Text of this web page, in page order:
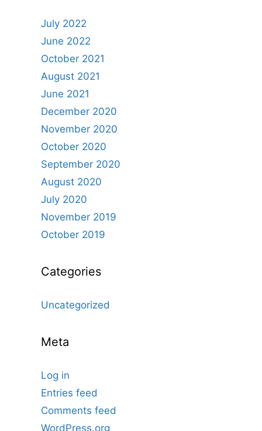
July 2022
June 2022
October 2021
August 2021
June 2021
December 2020
November 2020
October 2020
September 2020
August 2020
July 2020
November 2019
October 2019
Categories
Uncategorized
Meta
Log in
Entries feed
Comments feed
WordPress.org